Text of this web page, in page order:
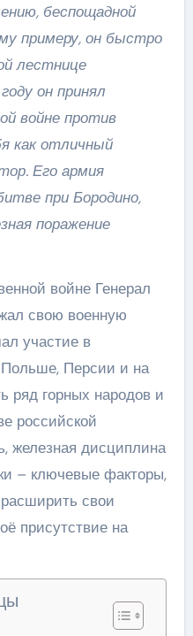
беспощадной
примеру, он быстро
лестнице
он принял
войне против
как отличный
Его армия
при Бородино,
поражение
войне Генерал
свою военную
участие в
Персии и на
ряд горных народов и
российской
железная дисциплина
– ключевые факторы,
свои
присутствие на